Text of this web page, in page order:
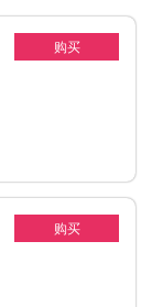
购买
购买